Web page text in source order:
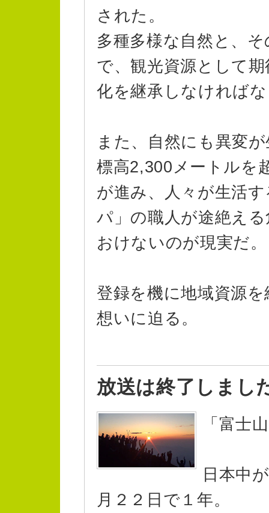
された。
多種多様な自然と、
で、観光資源として
化を継承しなければ
また、自然にも異変
標高2,300メートルを
が進み、人々が生活
パ」の職人が途絶え
おけないのが現実だ。
登録を機に地域資源
想いに迫る。
放送は終了しまし
「富士
日本中
月２２日で１年。